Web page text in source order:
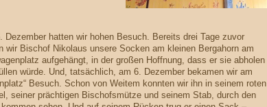
Dezember hatten wir hohen Besuch. Bereits drei Tage zuvor
wir Bischof Nikolaus unsere Socken am kleinen Bergahorn am
aufgehängt, in der großen Hoffnung, dass er sie abholen
würde. Und, tatsächlich, am 6. Dezember bekamen wir am
Besuch. Schon von Weitem konnten wir ihn in seinem roten
seiner prächtigen Bischofsmütze und seinem Stab, durch den